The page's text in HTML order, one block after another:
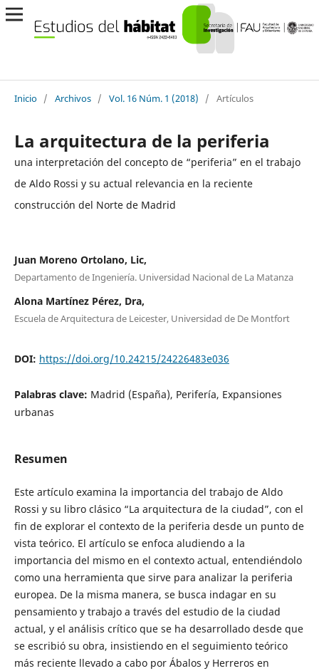
Inicio / Archivos / Vol. 16 Núm. 1 (2018) / Artículos
La arquitectura de la periferia
una interpretación del concepto de “periferia” en el trabajo
de Aldo Rossi y su actual relevancia en la reciente
construcción del Norte de Madrid
Juan Moreno Ortolano, Lic,
Departamento de Ingeniería. Universidad Nacional de La Matanza
Alona Martínez Pérez, Dra,
Escuela de Arquitectura de Leicester, Universidad de De Montfort
DOI: https://doi.org/10.24215/24226483e036
Palabras clave: Madrid (España), Perifería, Expansiones
urbanas
Resumen
Este artículo examina la importancia del trabajo de Aldo
Rossi y su libro clásico “La arquitectura de la ciudad”, con el
fin de explorar el contexto de la periferia desde un punto de
vista teórico. El artículo se enfoca aludiendo a la
importancia del mismo en el contexto actual, entendiéndolo
como una herramienta que sirve para analizar la periferia
europea. De la misma manera, se busca indagar en su
pensamiento y trabajo a través del estudio de la ciudad
actual, y el análisis crítico que se ha desarrollado desde que
se escribió su obra, insistiendo en el seguimiento teórico
más reciente llevado a cabo por Ábalos y Herreros en